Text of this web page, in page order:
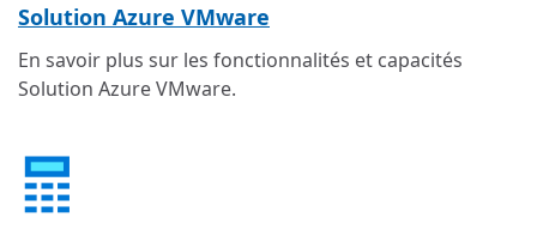
Solution Azure VMware
En savoir plus sur les fonctionnalités et capacités
Solution Azure VMware.